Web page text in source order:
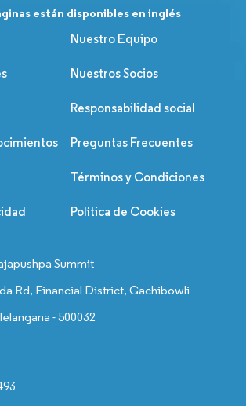
están disponibles en inglés
Nuestro Equipo
Nuestros Socios
Responsabilidad social
Preguntas Frecuentes
Términos y Condiciones
Política de Cookies
Summit
Rd, Financial District, Gachibowli
- 500032